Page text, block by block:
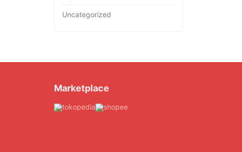
Uncategorized
Marketplace